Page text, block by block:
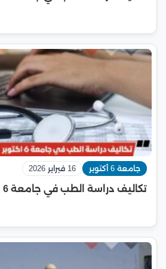
جامعة 6 أكتوبر 16 فبراير 2026
تكاليف دراسة الطب في جامعة 6 اكتوبر